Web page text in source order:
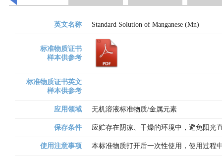
英文名称 Standard Solution of Manganese (Mn)
标准物质证书
样本供参考
标准物质证书英文
样本供参考
应用领域 无机溶液标准物质/金属元素
保存条件 应贮存在阴凉、干燥的环境中，避免阳光
使用注意事项 本标准物质打开后一次性使用，使用过程